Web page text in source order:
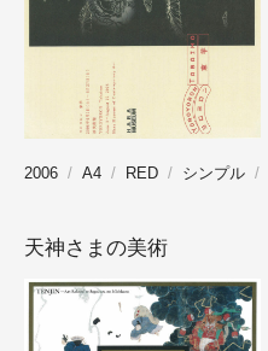
2006 A4 RED シンプル
天神さまの美術